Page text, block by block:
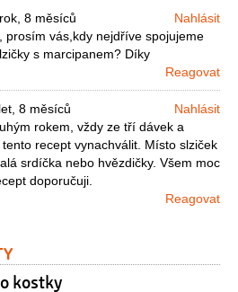
8 měsíců
Nahlásit
prosím vás,kdy nejdříve spojujeme
s marcipanem? Díky
Reagovat
8 měsíců
Nahlásit
rokem, vždy ze tří dávek a
recept vynachválit. Místo slziček
srdíčka nebo hvězdičky. Všem moc
doporučuji.
Reagovat
kostky